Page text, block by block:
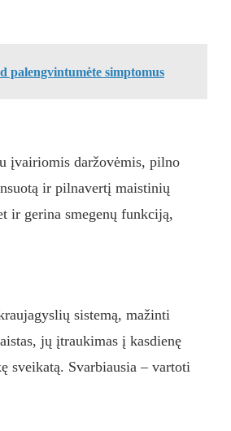
palengvintumėte simptomus
įvairiomis daržovėmis, pilno
ir pilnavertį maistinių
ir gerina smegenų funkciją,
sistemą, mažinti
jų įtraukimas į kasdienę
Svarbiausia – vartoti